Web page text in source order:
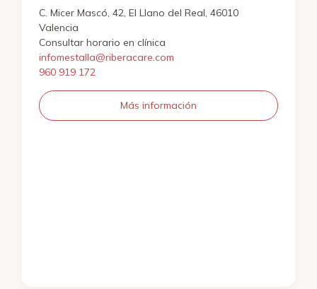
C. Micer Mascó, 42, El Llano del Real, 46010
Valencia
Consultar horario en clínica
infomestalla@riberacare.com
960 919 172
Más información